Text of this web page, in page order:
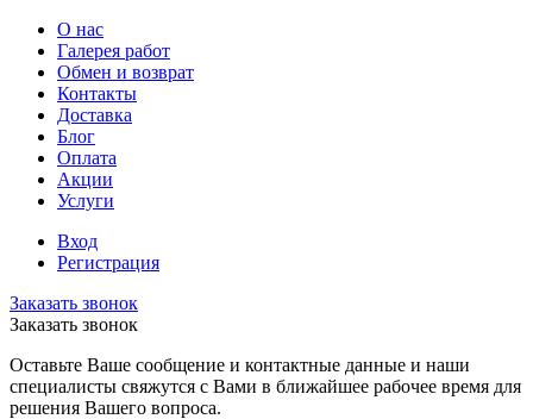
О нас
Галерея работ
Обмен и возврат
Контакты
Доставка
Блог
Оплата
Акции
Услуги
Вход
Регистрация
Заказать звонок
Заказать звонок
Оставьте Ваше сообщение и контактные данные и наши
специалисты свяжутся с Вами в ближайшее рабочее время для
решения Вашего вопроса.